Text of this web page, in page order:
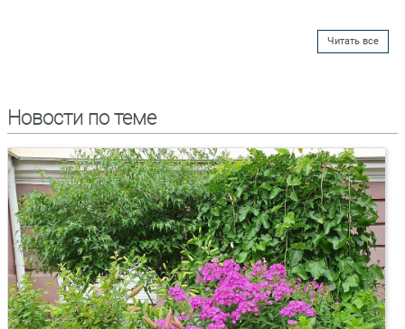
Читать все
Новости по теме